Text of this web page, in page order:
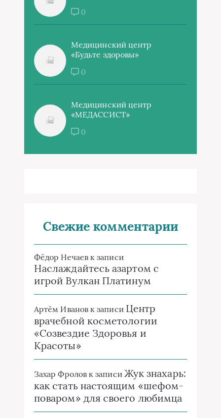
0
Медицинский центр
«Будьте здоровы»
0
Медицинский центр
«МЕДАССИСТ»
0
Свежие комментарии
Фёдор Нечаевк записи
Наслаждайтесь азартом с
игрой Вулкан Платинум
Артём Ивановк записи Центр
врачебной косметологии
«Созвездие Здоровья и
Красоты»
Захар Фроловк записи Жук знахарь:
как стать настоящим «шефом-
поваром» для своего любимца